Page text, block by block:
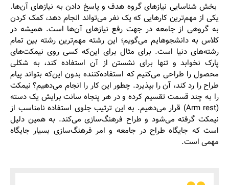
بخش شناسایی نیازهای گروه هدف و پاسخ دادن به نیازهای آن‌ها.
یکی از مهم‌ترین کارهایی که یک نفر می‌تواند انجام دهد، کمک کردن
به گروهی از جامعه در جهت رفع نیازهای آن‌ها است. همیشه در
کلاس به دانشجوهایم می‌گویم؛ این رشته مهم‌ترین رشته بین تمام
رشته‌های دنیا است. برای مثال برای این‌که کسی روی نیمکت‌های
پارک نخوابد و تنها برای نشستن از آن استفاده کند، به شکلی
محصول را طراحی می‌کنیم که استفاده‌کننده بدون این‌که بتواند پیام
طراح را رد کند، آن را بپذیرد. چطور این کار را انجام می‌دهیم؟ نیمکت
را به چند قسمت تقسیم کرده و در هر پنجاه سانت برایش یک دسته
(Arm rest) قرار می‌دهیم. به این ترتیب جلوی استفاده نامناسب از
نیمکت گرفته می‌شود و طراح فرهنگ‌سازی می‌کند. به همین دلیل
است که جایگاه طراح در جامعه و امر فرهنگ‌سازی بسیار جایگاه
مهمی است.